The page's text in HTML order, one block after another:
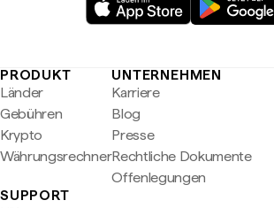
PRODUKT
Länder
Gebühren
Krypto
Währungsrechner
UNTERNEHMEN
Karriere
Blog
Presse
Rechtliche Dokumente
Offenlegungen
SUPPORT